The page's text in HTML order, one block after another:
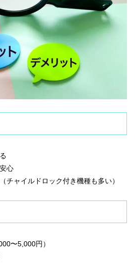
心
チャイルドロック付き機種も多い）
〜5,000円）